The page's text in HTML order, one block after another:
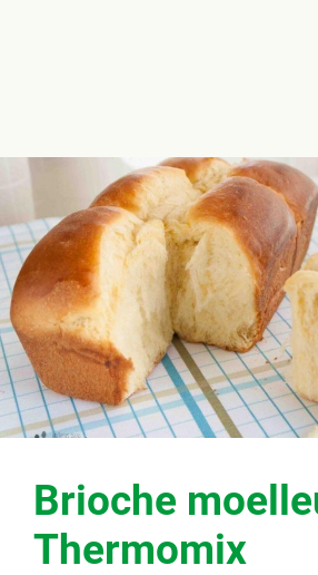
Brioche
Thermomix